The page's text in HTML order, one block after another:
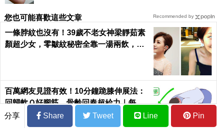
您也可能喜歡這些文章
一條脖紋也沒有！39歲不老女神梁靜茹素
顏超少女，零皺紋秘密全靠一湯兩飲，熬
百萬網友見證有效！10分鐘跪膝伸展法：
回歸軟Ｑ好腳筋、骨齡回春超給力｜每日
健康 Health
Recommended by
分享 Share Tweet Line Pin